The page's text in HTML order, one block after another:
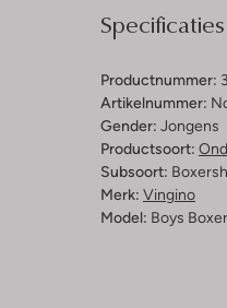
Specificaties
Productnummer:
Artikelnummer:
Gender: Jongens
Productsoort:
Subsoort:
Merk: Vingino
Model: Boys